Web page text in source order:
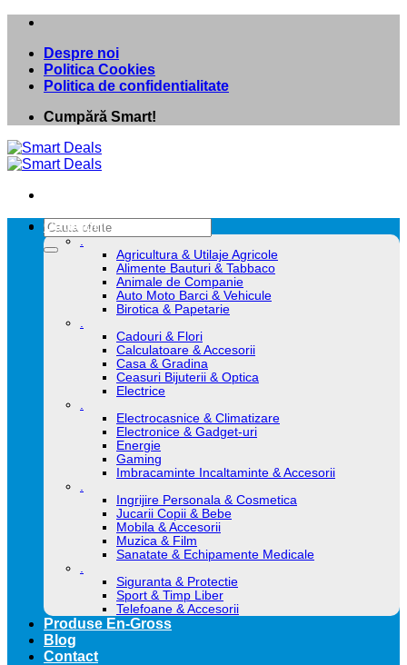
Skip
contentDespre noi
Politica Cookies
Politica de confidentialitate
Cumpără Smart!
Caută
după:
Categorii
.
Agricultura & Utilaje Agricole
Alimente Bauturi & Tabbaco
Animale de Companie
Auto Moto Barci & Vehicule
Birotica & Papetarie
.
Cadouri & Flori
Calculatoare & Accesorii
Casa & Gradina
Ceasuri Bijuterii & Optica
Electrice
.
Electrocasnice & Climatizare
Electronice & Gadget-uri
Energie
Gaming
Imbracaminte Incaltaminte & Accesorii
.
Ingrijire Personala & Cosmetica
Jucarii Copii & Bebe
Mobila & Accesorii
Muzica & Film
Sanatate & Echipamente Medicale
.
Siguranta & Protectie
Sport & Timp Liber
Telefoane & Accesorii
Produse En-Gross
Blog
Contact